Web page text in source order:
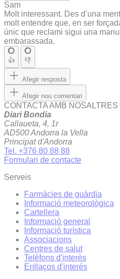
Sam
Molt interessant. Des d’una
molt entendre que, en ser
únic que reclami sigui una
embarassada.
👍 👎
Afegir resposta
Afegir nou comentari
CONTACTA AMB NOSALTRES
Diari Bondia
Callaueta, 4, 1r
AD500 Andorra la Vella
Principat d'Andorra
Tel. +376 80 88 88
Formulari de contacte
Serveis
Farmàcies de guàrdia
Informació meteorològica
Cartellera
Informació general
Informació turística
Associacions
Centres de salut
Telèfons d'interès
Enllaços d'interés